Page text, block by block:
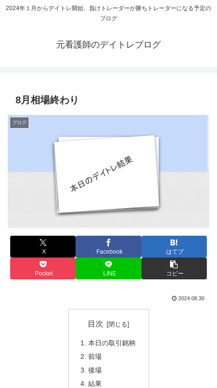
2024年１月からデイトレ開始、負けトレーダーが勝ちトレーダーになる予定の
ブログ
元看護師のデイトレブログ
8月相場終わり
ブログ
X Facebook はてブ
Pocket LINE コピー
2024.08.30
目次
本日の取引銘柄
前場
後場
結果